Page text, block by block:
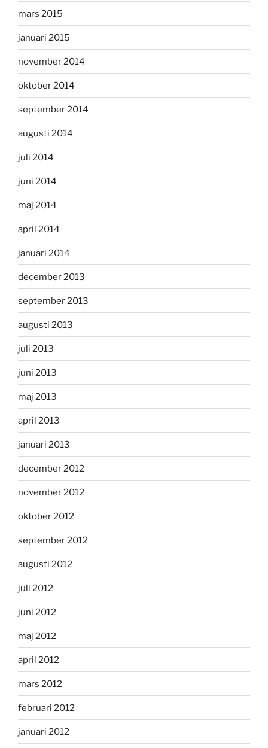
mars 2015
januari 2015
november 2014
oktober 2014
september 2014
augusti 2014
juli 2014
juni 2014
maj 2014
april 2014
januari 2014
december 2013
september 2013
augusti 2013
juli 2013
juni 2013
maj 2013
april 2013
januari 2013
december 2012
november 2012
oktober 2012
september 2012
augusti 2012
juli 2012
juni 2012
maj 2012
april 2012
mars 2012
februari 2012
januari 2012